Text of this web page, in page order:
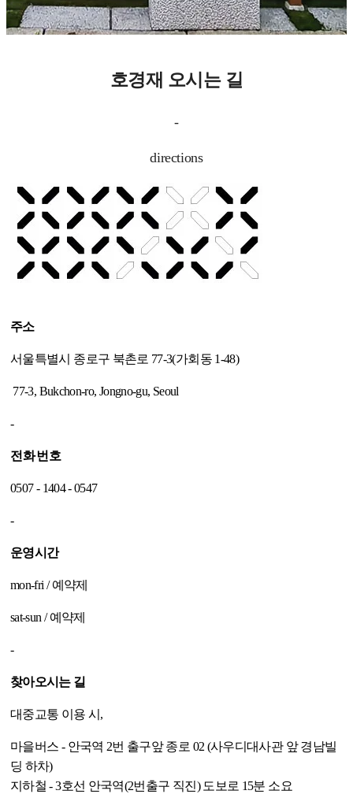
호경재 오시는 길
-
directions
주소
서울특별시 종로구 북촌로 77-3(가회동 1-48)
77-3, Bukchon-ro, Jongno-gu, Seoul
-
전화번호
0507 - 1404 - 0547
-
운영시간
mon-fri / 예약제
sat-sun / 예약제
-
찾아오시는 길
대중교통 이용 시,
마을버스 - 안국역 2번 출구앞 종로 02 (사우디대사관 앞 경남빌
딩 하차)
지하철 - 3호선 안국역(2번출구 직진) 도보로 15분 소요